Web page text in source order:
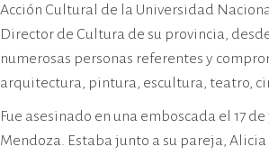
Acción Cultural de la Universidad
Director de Cultura de su provincia,
numerosas personas referentes y
arquitectura, pintura, escultura, teatro,
Fue asesinado en una emboscada el 17
Mendoza. Estaba junto a su pareja,